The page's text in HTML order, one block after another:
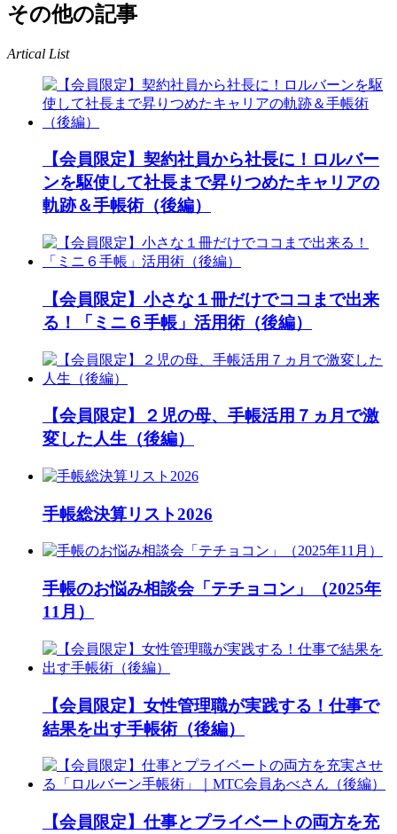
その他の記事
Artical List
【会員限定】契約社員から社長に！ロルバー
ンを駆使して社長まで昇りつめたキャリアの
軌跡＆手帳術（後編）
【会員限定】小さな１冊だけでココまで出来
る！「ミニ６手帳」活用術（後編）
【会員限定】２児の母、手帳活用７ヵ月で激
変した人生（後編）
手帳総決算リスト2026
手帳のお悩み相談会「テチョコン」（2025年
11月）
【会員限定】女性管理職が実践する！仕事で
結果を出す手帳術（後編）
【会員限定】仕事とプライベートの両方を充